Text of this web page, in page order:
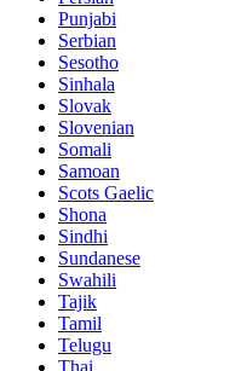
Punjabi
Serbian
Sesotho
Sinhala
Slovak
Slovenian
Somali
Samoan
Scots Gaelic
Shona
Sindhi
Sundanese
Swahili
Tajik
Tamil
Telugu